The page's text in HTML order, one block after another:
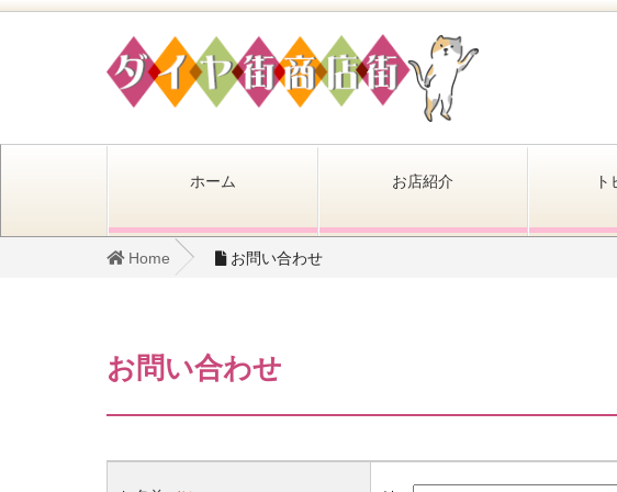
ホーム お店紹介
Home お問い合わせ
お問い合わせ